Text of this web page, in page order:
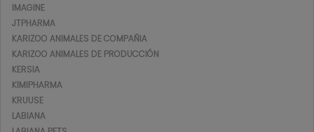
IMAGINE
JTPHARMA
KARIZOO ANIMALES DE COMPAÑIA
KARIZOO ANIMALES DE PRODUCCIÓN
KERSIA
KIMIPHARMA
KRUUSE
LABIANA